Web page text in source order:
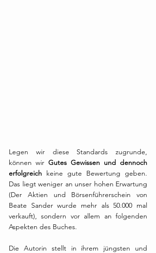
Legen wir diese Standards zugrunde,
können wir Gutes Gewissen und dennoch
erfolgreich keine gute Bewertung geben.
Das liegt weniger an unser hohen Erwartung
(Der Aktien und Börsenführerschein von
Beate Sander wurde mehr als 50.000 mal
verkauft), sondern vor allem an folgenden
Aspekten des Buches.
Die Autorin stellt in ihrem jüngsten und